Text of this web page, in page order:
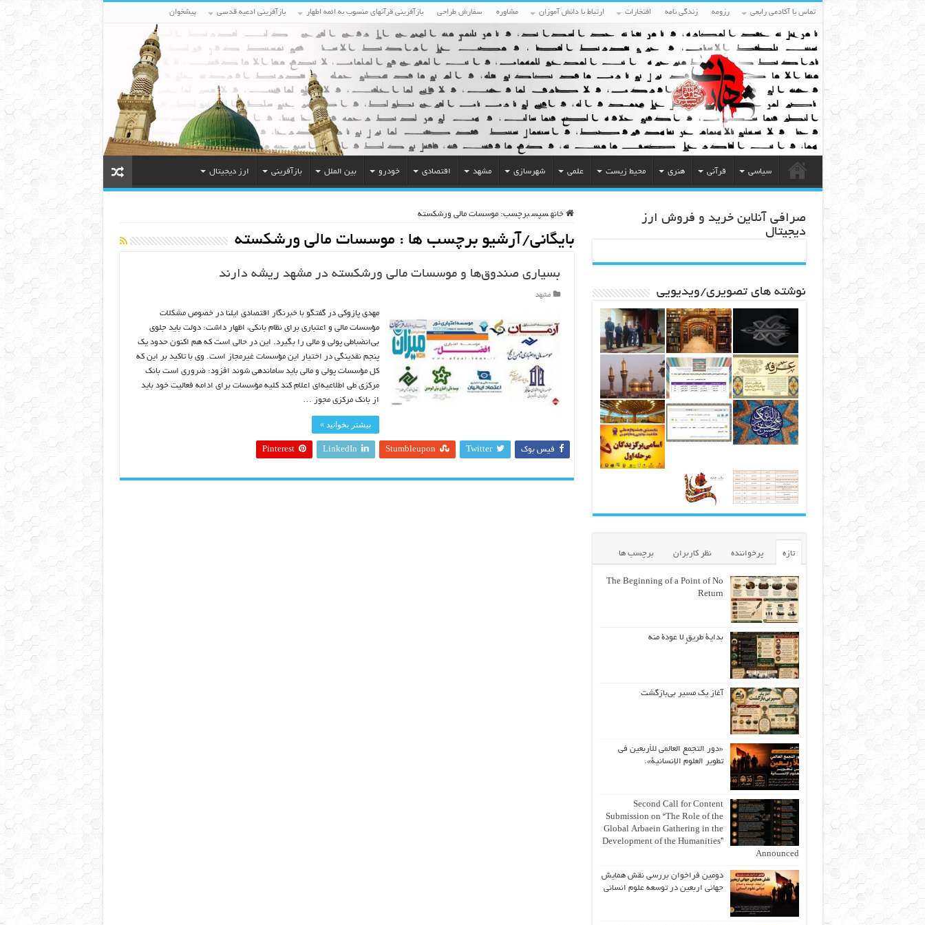
تماس با آکادمی رابعی رزومه زندگی نامه افتخارات ارتباط با دانش آموزان مشاوره سفارش طراحی بازآفرینی قرآنهای منسوب به ائمه اطهار بازآفرینی ادعیه قدسی پیشخوان
سیاسی قرآنی هنری محیط زیست علمی شهرسازی مشهد اقتصادی خودرو بین الملل بازآفرینی ارز دیجیتال
خانه سپس برچسب:موسسات مالی ورشکسته
بایگانی/آرشیو برچسب ها : موسسات مالی ورشکسته
بسیاری صندوق‌ها و موسسات مالی ورشکسته در مشهد ریشه دارند
مشهد
مهدی پازوکی‌ در گفتگو با خبرنگار اقتصادی ایلنا در خصوص مشکلات
مؤسسات مالی و اعتباری برای نظام بانکی، اظهار داشت: دولت باید جلوی
بی‌انضباطی پولی و مالی را بگیرد. این در حالی است که هم اکنون حدود یک
پنجم نقدینگی‌ در اختیار این مؤسسات غیرمجاز است. وی با تاکید بر این که
کل مؤسسات پولی و مالی باید ساماندهی شوند افزود: ضروری است بانک
مرکزی طی اطلاعیه‌ای اعلام کند کلیه مؤسسات برای ادامه فعالیت خود باید
از بانک مرکزی مجوز …
بیشتر بخوانید »
فیس بوک Twitter
Stumbleupon
LinkedIn
Pinterest
صرافی آنلاین خرید و فروش ارز
دیجیتال
نوشته های تصویری/ویدیویی
تازه پرخواننده نظر کاربران برچسب ها
The Beginning of a Point of No
Return
بداية طريقٍ لا عودة منه
آغاز یک مسیر بی‌بازگشت
«دور التجمع العالمي للأربعين في
تطوير العلوم الإنسانية».
Second Call for Content
Submission on “The Role of the
Global Arbaein Gathering in the
Development of the Humanities”
Announced
دومین فراخوان بررسی نقش همایش
جهانی اربعین در توسعه علوم انسانی